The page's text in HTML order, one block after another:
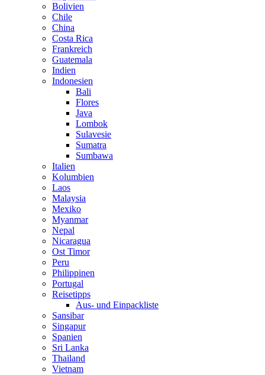
Bolivien
Chile
China
Costa Rica
Frankreich
Guatemala
Indien
Indonesien
Bali
Flores
Java
Lombok
Sulavesie
Sumatra
Sumbawa
Italien
Kolumbien
Laos
Malaysia
Mexiko
Myanmar
Nepal
Nicaragua
Ost Timor
Peru
Philippinen
Portugal
Reisetipps
Aus- und Einpackliste
Sansibar
Singapur
Spanien
Sri Lanka
Thailand
Vietnam